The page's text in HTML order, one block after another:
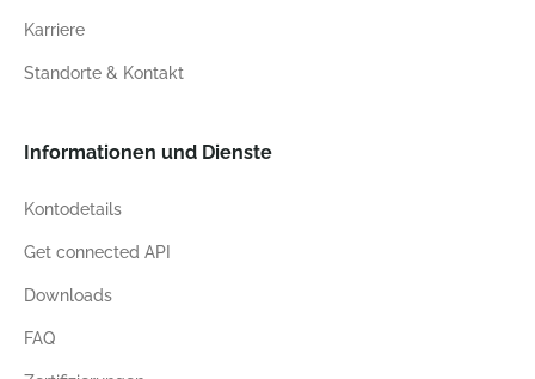
Karriere
Standorte & Kontakt
Informationen und Dienste
Kontodetails
Get connected API
Downloads
FAQ